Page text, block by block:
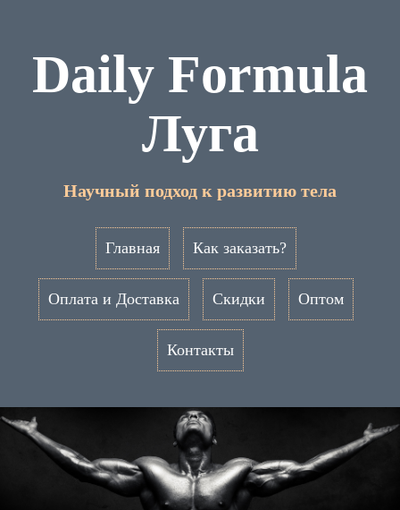
Daily Formula
Луга
Научный подход к развитию тела
Главная Как заказать?
Оплата и Доставка Скидки Оптом
Контакты